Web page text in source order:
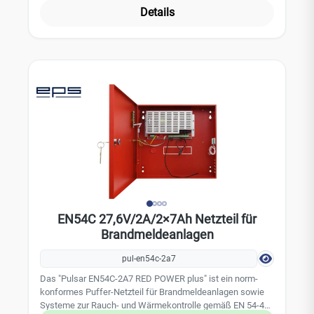
Spezialschlüssel (bei Bedarf sep. mitbestellen)
Details
EN54C 27,6V/2A/2×7Ah Netzteil für
Brandmeldeanlagen
pul-en54c-2a7
Das "Pulsar EN54C-2A7 RED POWER plus" ist ein norm-
konformes Puffer-Netzteil für Brandmeldeanlagen sowie
Systeme zur Rauch- und Wärmekontrolle gemäß EN 54-4